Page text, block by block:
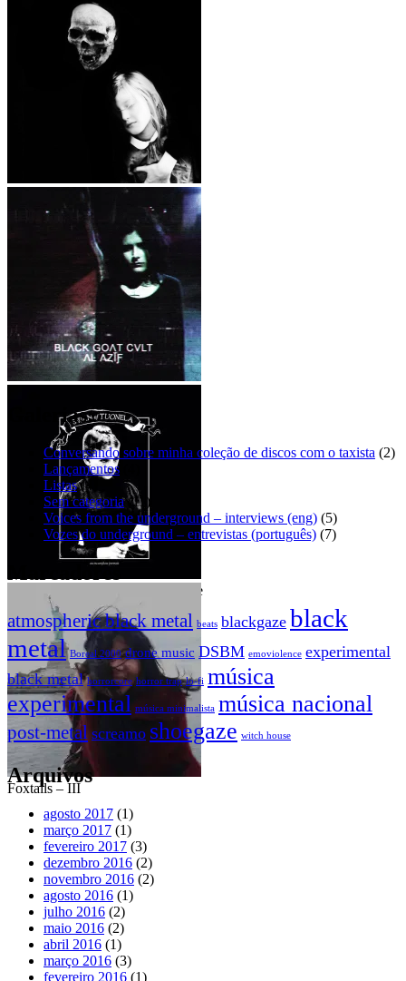
흰색 죽음 – 아버지
Swan of Tuonela – An incomplete
Foxtails – III
Galerias:
Conversando sobre minha coleção de discos com o taxista (2)
Lançamentos
Listas(4)
Sem categoria(11)
Voices from the underground – interviews (eng) (5)
Vozes do underground – entrevistas (português) (7)
Marcadores
atmospheric black metal beats blackgaze black
metal Boreal 2000 drone music DSBM emoviolence experimental
black metal horrorcore horror trap lo-fi música
experimental música minimalista música nacional
post-metal screamo shoegaze witch house
Arquivos
agosto 2017 (1)
março 2017 (1)
fevereiro 2017 (3)
dezembro 2016 (2)
novembro 2016 (2)
agosto 2016 (1)
julho 2016 (2)
maio 2016 (2)
abril 2016 (1)
março 2016 (3)
fevereiro 2016 (1)